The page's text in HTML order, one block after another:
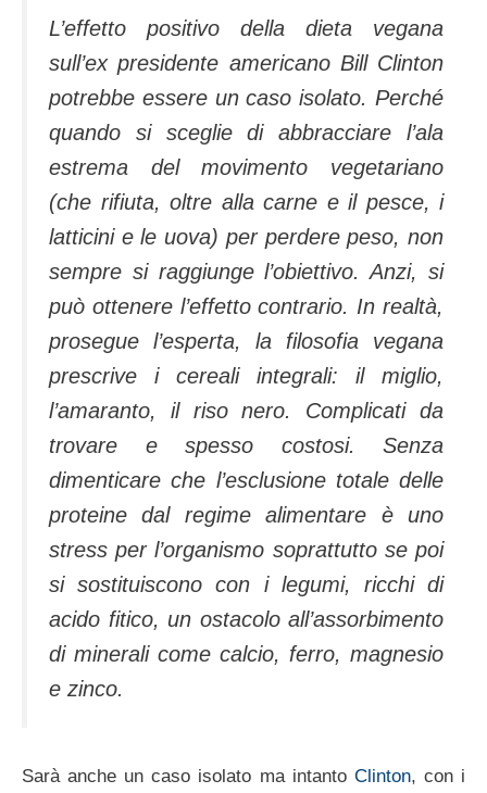
L’effetto positivo della dieta vegana
sull’ex presidente americano Bill Clinton
potrebbe essere un caso isolato. Perché
quando si sceglie di abbracciare l’ala
estrema del movimento vegetariano
(che rifiuta, oltre alla carne e il pesce, i
latticini e le uova) per perdere peso, non
sempre si raggiunge l’obiettivo. Anzi, si
può ottenere l’effetto contrario. In realtà,
prosegue l’esperta, la filosofia vegana
prescrive i cereali integrali: il miglio,
l’amaranto, il riso nero. Complicati da
trovare e spesso costosi. Senza
dimenticare che l’esclusione totale delle
proteine dal regime alimentare è uno
stress per l’organismo soprattutto se poi
si sostituiscono con i legumi, ricchi di
acido fitico, un ostacolo all’assorbimento
di minerali come calcio, ferro, magnesio
e zinco.
Sarà anche un caso isolato ma intanto Clinton, con i